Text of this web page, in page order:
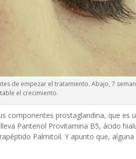
de empezar el tratamiento. Abajo, 7
el crecimiento.
componentes prostaglandina, que es
Pantenol Provitamina B5, ácido
Palmitoil. Y apunto que,